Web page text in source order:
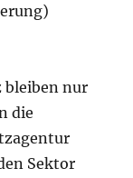
bleiben nur
die
Sektor